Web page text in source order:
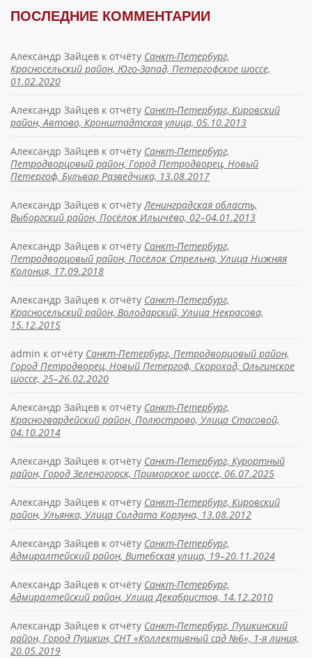
ПОСЛЕДНИЕ КОММЕНТАРИИ
Александр Зайцев к отчёту Санкт-Петербург,
Красносельский район, Юго-Запад, Петергофское шоссе,
01.02.2020
Александр Зайцев к отчёту Санкт-Петербург, Кировский
район, Автово, Кронштадтская улица, 05.10.2013
Александр Зайцев к отчёту Санкт-Петербург,
Петродворцовый район, Город Петродворец, Новый
Петергоф, Бульвар Разведчика, 13.08.2017
Александр Зайцев к отчётуЛенинградская область,
Выборгский район, Посёлок Ильичёво, 02–04.01.2013
Александр Зайцев к отчёту Санкт-Петербург,
Петродворцовый район, Посёлок Стрельна, Улица Нижняя
Колония, 17.09.2018
Александр Зайцев к отчёту Санкт-Петербург,
Красносельский район, Володарский, Улица Некрасова,
15.12.2015
admin к отчёту Санкт-Петербург, Петродворцовый район,
Город Петродворец, Новый Петергоф, Скороход, Ольгинское
шоссе, 25–26.02.2020
Александр Зайцев к отчёту Санкт-Петербург,
Красногвардейский район, Полюстрово, Улица Стасовой,
04.10.2014
Александр Зайцев к отчёту Санкт-Петербург, Курортный
район, Город Зеленогорск, Приморское шоссе, 06.07.2025
Александр Зайцев к отчёту Санкт-Петербург, Кировский
район, Ульянка, Улица Солдата Корзуна, 13.08.2012
Александр Зайцев к отчёту Санкт-Петербург,
Адмиралтейский район, Витебская улица, 19–20.11.2024
Александр Зайцев к отчёту Санкт-Петербург,
Адмиралтейский район, Улица Декабристов, 14.12.2010
Александр Зайцев к отчёту Санкт-Петербург, Пушкинский
район, Город Пушкин, СНТ «Коллективный сад №6», 1-я линия,
20.05.2019